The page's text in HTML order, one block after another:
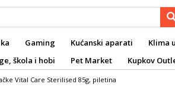
Gaming Kućanski aparati Klima
škola i hobi Pet Market Kupkov
Vital Care Sterilised 85g, piletina